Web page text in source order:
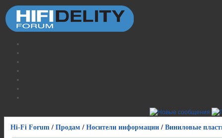
Hi-Fi Forum / Продам / Носители информации / Виниловые